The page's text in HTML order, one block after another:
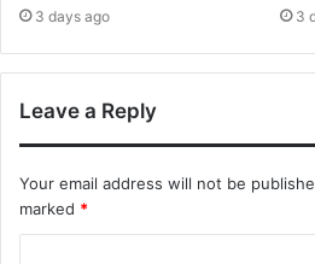
3 days ago 3
Leave a Reply
Your email address will not be
marked *